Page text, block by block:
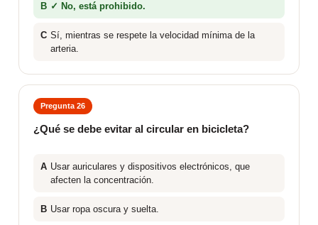
B ✓ No, está prohibido.
C Sí, mientras se respete la velocidad mínima de la
arteria.
Pregunta 26
¿Qué se debe evitar al circular en bicicleta?
A Usar auriculares y dispositivos electrónicos, que
afecten la concentración.
B Usar ropa oscura y suelta.